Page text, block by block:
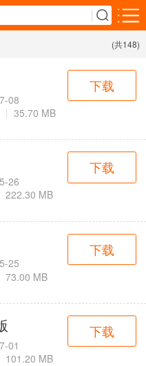
用
购物比价
2千+款应用
影音播放
3千+款应用
用
运动健康
(共148)
08
35.70 MB
下载
26
222.30 MB
下载
25
73.00 MB
下载
01
101.20 MB
下载